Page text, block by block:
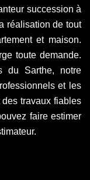
succession à
réalisation de tout
et maison.
toute demande.
du Sarthe, notre
et les
travaux fiables
faire estimer